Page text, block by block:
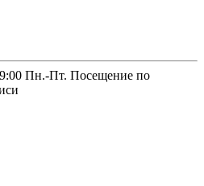
Пн.-Пт. Посещение по